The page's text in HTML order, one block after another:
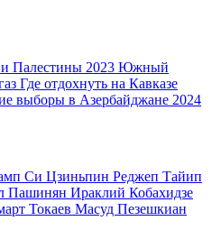
Палестины 2023 Южный
Где отдохнуть на Кавказе
выборы в Азербайджане 2024
Си Цзиньпин Реджеп Тайип
Пашинян Ираклий Кобахидзе
Токаев Масуд Пезешкиан